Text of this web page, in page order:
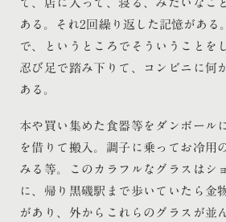
て、店に入って、寝る、みたいなこ
ある。それ2回繰り返した記憶がある
で、というところでそういうことを
忍び足で踏み下りて、コンビニに何
ある。
本や買い集めた食器等をダンボール
を借りて搬入。調子に乗ってお冷用
みる等。このカラフルなグラスはシ
に、帰り黒磯駅まで歩いていたら金
があり、外からこれらのグラスが並